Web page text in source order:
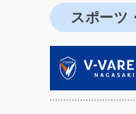
スポーツ